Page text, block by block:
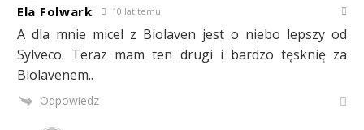
Ela Folwark 10 lat temu
A dla mnie micel z Biolaven jest o niebo lepszy od
Sylveco. Teraz mam ten drugi i bardzo tęsknię za
Biolavenem..
Odpowiedz